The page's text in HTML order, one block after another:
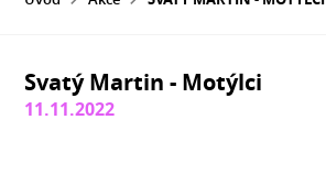
Svatý Martin - Motýlci
11.11.2022